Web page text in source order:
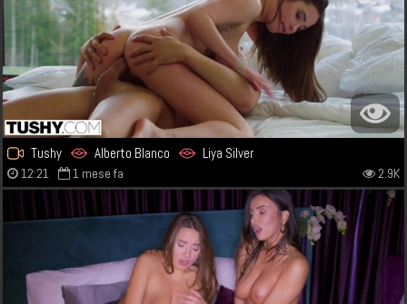
Tushy Alberto Blanco Liya Silver
12:21 1 mese fa 2.9K